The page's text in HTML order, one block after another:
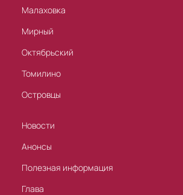
Малаховка
Мирный
Октябрьский
Томилино
Островцы
Новости
Анонсы
Полезная информация
Глава